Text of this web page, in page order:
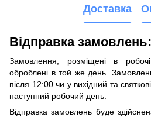
Доставка
Відправка замовлень:
Замовлення, розміщені в
оброблені в той же день.
після 12:00 чи у вихідний та
наступний робочий день.
Відправка замовлень буде